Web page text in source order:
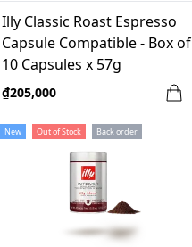
Illy Classic Roast Espresso
Capsule Compatible - Box of
10 Capsules x 57g
₫205,000
New Out of Stock Back order